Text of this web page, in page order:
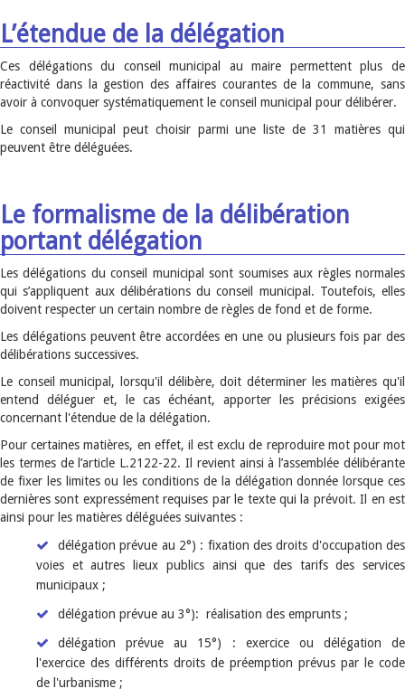
L’étendue de la délégation
Ces délégations du conseil municipal au maire permettent plus de
réactivité dans la gestion des affaires courantes de la commune, sans
avoir à convoquer systématiquement le conseil municipal pour délibérer.
Le conseil municipal peut choisir parmi une liste de 31 matières qui
peuvent être déléguées.
Le formalisme de la délibération
portant délégation
Les délégations du conseil municipal sont soumises aux règles normales
qui s’appliquent aux délibérations du conseil municipal. Toutefois, elles
doivent respecter un certain nombre de règles de fond et de forme.
Les délégations peuvent être accordées en une ou plusieurs fois par des
délibérations successives.
Le conseil municipal, lorsqu'il délibère, doit déterminer les matières qu'il
entend déléguer et, le cas échéant, apporter les précisions exigées
concernant l'étendue de la délégation.
Pour certaines matières, en effet, il est exclu de reproduire mot pour mot
les termes de l’article L.2122-22. Il revient ainsi à l’assemblée délibérante
de fixer les limites ou les conditions de la délégation donnée lorsque ces
dernières sont expressément requises par le texte qui la prévoit. Il en est
ainsi pour les matières déléguées suivantes :
​délégation prévue au 2°) : fixation des droits d'occupation des
voies et autres lieux publics ainsi que des tarifs des services
municipaux ;
délégation prévue au 3°): réalisation des emprunts ;
délégation prévue au 15°) : exercice ou délégation de
l'exercice des différents droits de préemption prévus par le code
de l'urbanisme ;